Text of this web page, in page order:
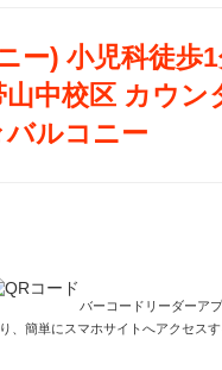
ー) 小児科徒歩
中校区 カウン
ルコニー
バーコードリーダーア
、簡単にスマホサイトへアクセスす